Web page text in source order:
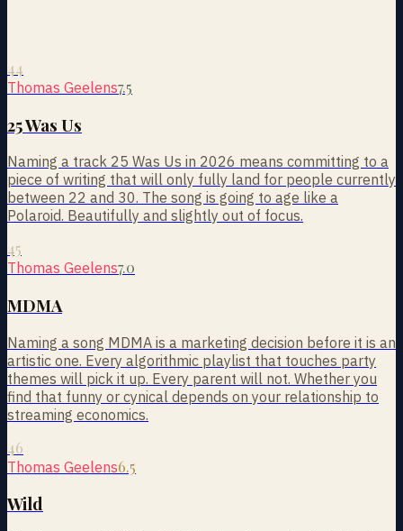
44
Thomas Geelens7.5
25 Was Us
Naming a track 25 Was Us in 2026 means committing to a
piece of writing that will only fully land for people currently
between 22 and 30. The song is going to age like a
Polaroid. Beautifully and slightly out of focus.
45
Thomas Geelens7.0
MDMA
Naming a song MDMA is a marketing decision before it is an
artistic one. Every algorithmic playlist that touches party
themes will pick it up. Every parent will not. Whether you
find that funny or cynical depends on your relationship to
streaming economics.
46
Thomas Geelens6.5
Wild